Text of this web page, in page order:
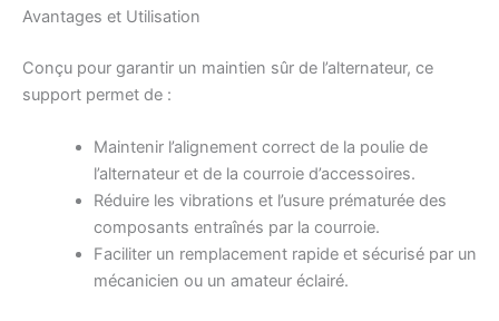
Avantages et Utilisation
Conçu pour garantir un maintien sûr de l’alternateur, ce
support permet de :
Maintenir l’alignement correct de la poulie de
l’alternateur et de la courroie d’accessoires.
Réduire les vibrations et l’usure prématurée des
composants entraînés par la courroie.
Faciliter un remplacement rapide et sécurisé par un
mécanicien ou un amateur éclairé.